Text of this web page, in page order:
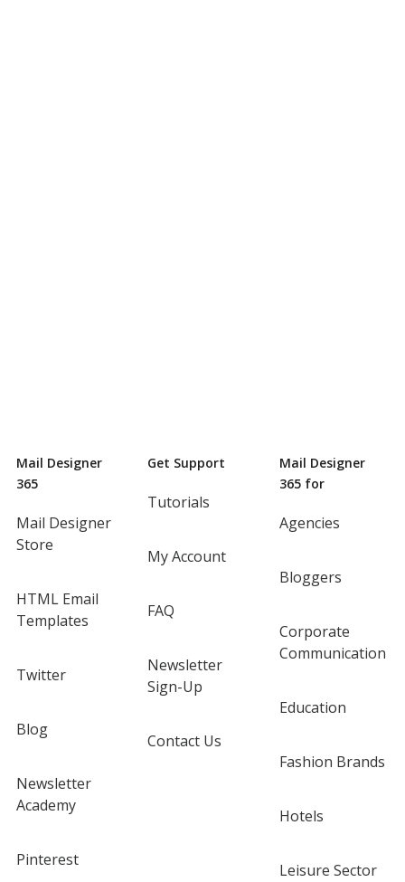
Mail Designer
365
Mail Designer
Store
HTML Email
Templates
Twitter
Blog
Newsletter
Academy
Pinterest
Get Support
Tutorials
My Account
FAQ
Newsletter
Sign-Up
Contact Us
Mail Designer
365 for
Agencies
Bloggers
Corporate
Communication
Education
Fashion Brands
Hotels
Leisure Sector